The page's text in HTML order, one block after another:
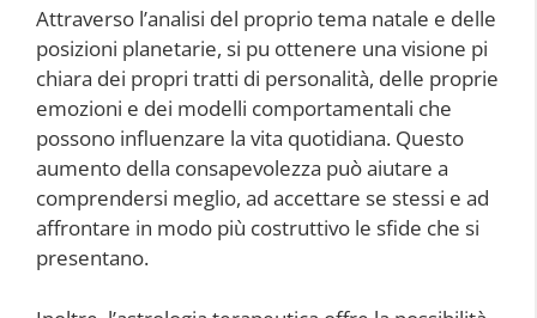
Attraverso l’analisi del proprio tema natale e delle
posizioni planetarie, si pu ottenere una visione pi
chiara dei propri tratti di personalità, delle proprie
emozioni e dei modelli comportamentali che
possono influenzare la vita quotidiana. Questo
aumento della consapevolezza può aiutare a
comprendersi meglio, ad accettare se stessi e ad
affrontare in modo più costruttivo le sfide che si
presentano.